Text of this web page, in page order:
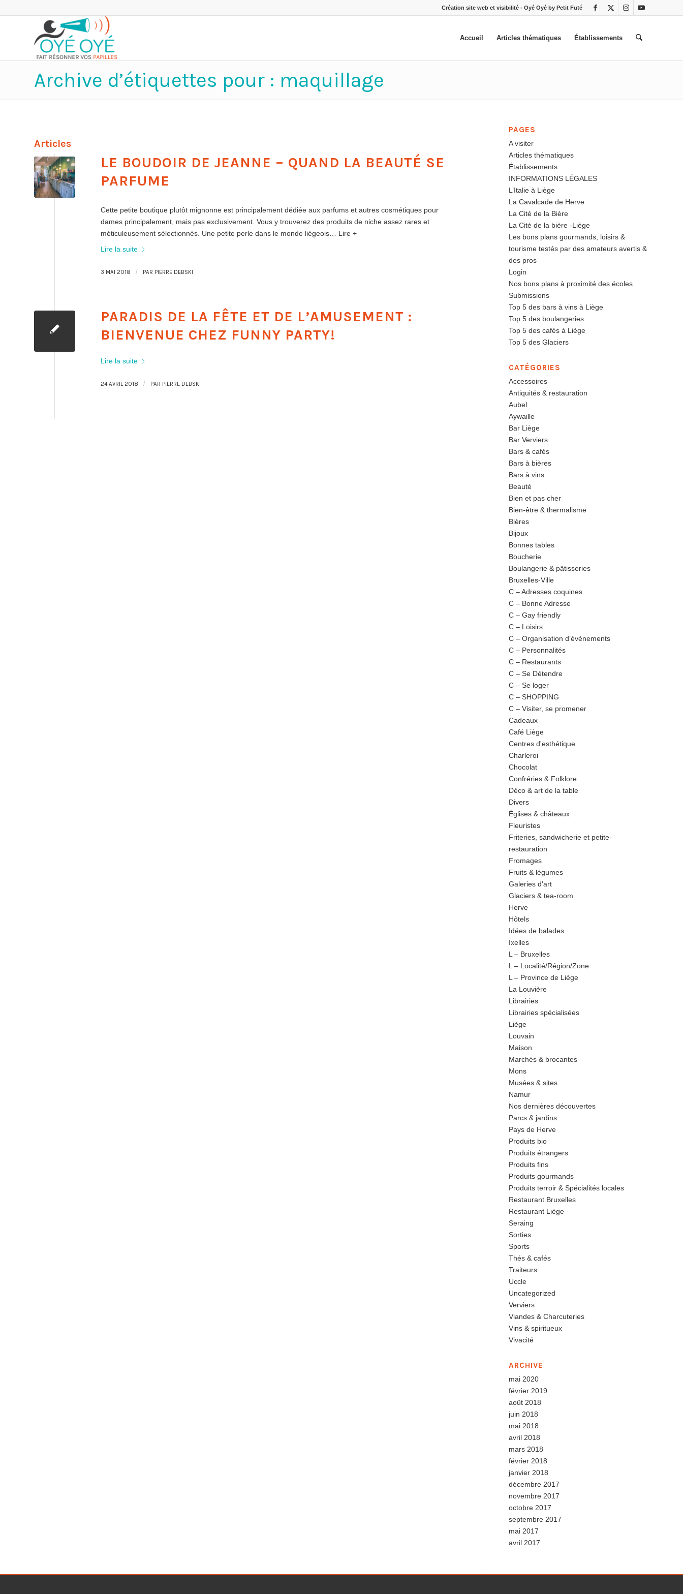
Création site web et visibilité - Oyé Oyé by Petit Futé
Accueil Articles thématiques Établissements
Archive d’étiquettes pour : maquillage
Articles
LE BOUDOIR DE JEANNE – QUAND LA BEAUTÉ SE
PARFUME
Cette petite boutique plutôt mignonne est principalement dédiée aux parfums et autres cosmétiques pour
dames principalement, mais pas exclusivement. Vous y trouverez des produits de niche assez rares et
méticuleusement sélectionnés. Une petite perle dans le monde liégeois… Lire +
Lire la suite
3 MAI 2018 / PAR PIERRE DEBSKI
PARADIS DE LA FÊTE ET DE L’AMUSEMENT :
BIENVENUE CHEZ FUNNY PARTY!
Lire la suite
24 AVRIL 2018 / PAR PIERRE DEBSKI
PAGES
A visiter
Articles thématiques
Établissements
INFORMATIONS LÉGALES
L’Italie à Liège
La Cavalcade de Herve
La Cité de la Bière
La Cité de la bière -Liège
Les bons plans gourmands, loisirs &
tourisme testés par des amateurs avertis &
des pros
Login
Nos bons plans à proximité des écoles
Submissions
Top 5 des bars à vins à Liège
Top 5 des boulangeries
Top 5 des cafés à Liège
Top 5 des Glaciers
CATÉGORIES
Accessoires
Antiquités & restauration
Aubel
Aywaille
Bar Liège
Bar Verviers
Bars & cafés
Bars à bières
Bars à vins
Beauté
Bien et pas cher
Bien-être & thermalisme
Bières
Bijoux
Bonnes tables
Boucherie
Boulangerie & pâtisseries
Bruxelles-Ville
C – Adresses coquines
C – Bonne Adresse
C – Gay friendly
C – Loisirs
C – Organisation d’évènements
C – Personnalités
C – Restaurants
C – Se Détendre
C – Se loger
C – SHOPPING
C – Visiter, se promener
Cadeaux
Café Liège
Centres d'esthétique
Charleroi
Chocolat
Confréries & Folklore
Déco & art de la table
Divers
Églises & châteaux
Fleuristes
Friteries, sandwicherie et petite-
restauration
Fromages
Fruits & légumes
Galeries d'art
Glaciers & tea-room
Herve
Hôtels
Idées de balades
Ixelles
L – Bruxelles
L – Localité/Région/Zone
L – Province de Liège
La Louvière
Librairies
Librairies spécialisées
Liège
Louvain
Maison
Marchés & brocantes
Mons
Musées & sites
Namur
Nos dernières découvertes
Parcs & jardins
Pays de Herve
Produits bio
Produits étrangers
Produits fins
Produits gourmands
Produits terroir & Spécialités locales
Restaurant Bruxelles
Restaurant Liège
Seraing
Sorties
Sports
Thés & cafés
Traiteurs
Uccle
Uncategorized
Verviers
Viandes & Charcuteries
Vins & spiritueux
Vivacité
ARCHIVE
mai 2020
février 2019
août 2018
juin 2018
mai 2018
avril 2018
mars 2018
février 2018
janvier 2018
décembre 2017
novembre 2017
octobre 2017
septembre 2017
mai 2017
avril 2017